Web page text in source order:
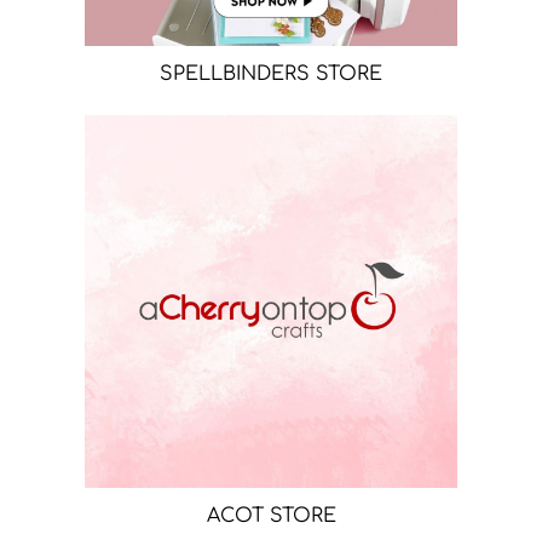
SPELLBINDERS STORE
ACOT STORE